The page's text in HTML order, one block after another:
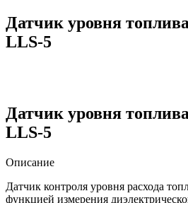
Датчик уровня
LLS-5
Датчик уровня
LLS-5
Описание
Датчик контроля уровня расхода
функцией измерения